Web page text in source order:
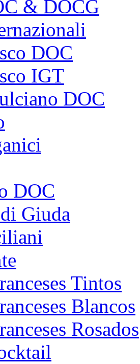
& DOCG
DOC
IGT
DOC
DOC
Giuda
Tintos
Blancos
Rosados